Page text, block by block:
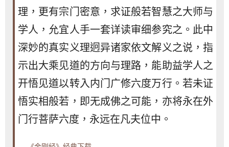
理，更有宗门密意，求证般若智慧之大师与
学人，允宜人手一套详读审细参究之。此中
深妙的真实义理迥异诸家依文解义之说，指
示出大乘见道的方向与理路，能助益学人之
开悟见道以转入内门广修六度万行。若未证
悟实相般若，即无成佛之可能，亦将永在外
门行菩萨六度，永远在凡夫位中。